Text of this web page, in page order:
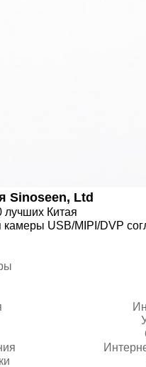
Sinoseen, Ltd
лучших Китая
USB/MIPI/DVP
Умные
Оптически
Интернет
радужки